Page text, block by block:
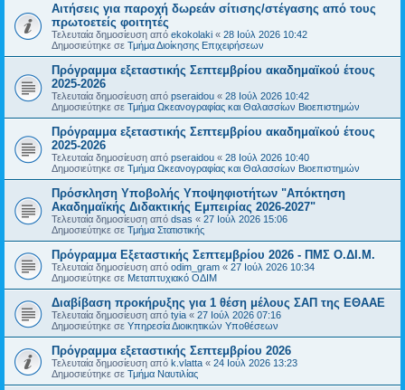
Αιτήσεις για παροχή δωρεάν σίτισης/στέγασης από τους
πρωτοετείς φοιτητές
Τελευταία δημοσίευση από ekokolaki « 28 Ιούλ 2026 10:42
Δημοσιεύτηκε σε Τμήμα Διοίκησης Επιχειρήσεων
Πρόγραμμα εξεταστικής Σεπτεμβρίου ακαδημαϊκού έτους
2025-2026
Τελευταία δημοσίευση από pseraidou « 28 Ιούλ 2026 10:42
Δημοσιεύτηκε σε Τμήμα Ωκεανογραφίας και Θαλασσίων Βιοεπιστημών
Πρόγραμμα εξεταστικής Σεπτεμβρίου ακαδημαϊκού έτους
2025-2026
Τελευταία δημοσίευση από pseraidou « 28 Ιούλ 2026 10:40
Δημοσιεύτηκε σε Τμήμα Ωκεανογραφίας και Θαλασσίων Βιοεπιστημών
Πρόσκληση Υποβολής Υποψηφιοτήτων "Απόκτηση
Ακαδημαϊκής Διδακτικής Εμπειρίας 2026-2027"
Τελευταία δημοσίευση από dsas « 27 Ιούλ 2026 15:06
Δημοσιεύτηκε σε Τμήμα Στατιστικής
Πρόγραμμα Εξεταστικής Σεπτεμβρίου 2026 - ΠΜΣ Ο.ΔΙ.Μ.
Τελευταία δημοσίευση από odim_gram « 27 Ιούλ 2026 10:34
Δημοσιεύτηκε σε Μεταπτυχιακό ΟΔΙΜ
Διαβίβαση προκήρυξης για 1 θέση μέλους ΣΑΠ της ΕΘΑΑΕ
Τελευταία δημοσίευση από tyia « 27 Ιούλ 2026 07:16
Δημοσιεύτηκε σε Υπηρεσία Διοικητικών Υποθέσεων
Πρόγραμμα εξεταστικής Σεπτεμβρίου 2026
Τελευταία δημοσίευση από k.vlatta « 24 Ιούλ 2026 13:23
Δημοσιεύτηκε σε Τμήμα Ναυτιλίας